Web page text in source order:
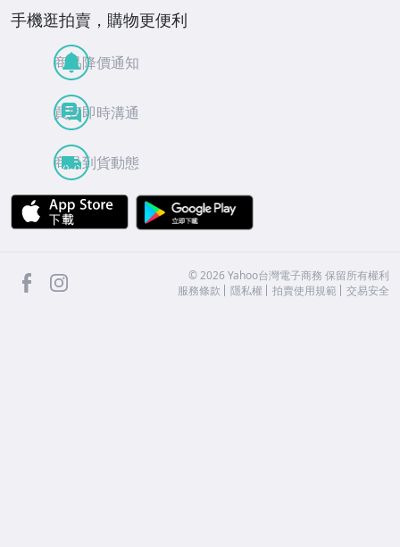
手機逛拍賣，購物更便利
商品降價通知
買賣即時溝通
商品到貨動態
APP Store
facebook ©2026 Yahoo台灣電子商務 保留所有權利
服務條款
隱私權 拍賣使用規範 交易安全